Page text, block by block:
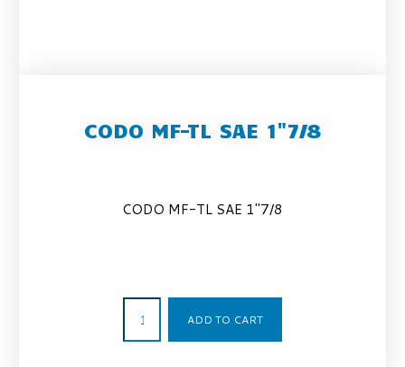
CODO MF-TL SAE 1"7/8
CODO MF-TL SAE 1″7/8
ADD TO CART